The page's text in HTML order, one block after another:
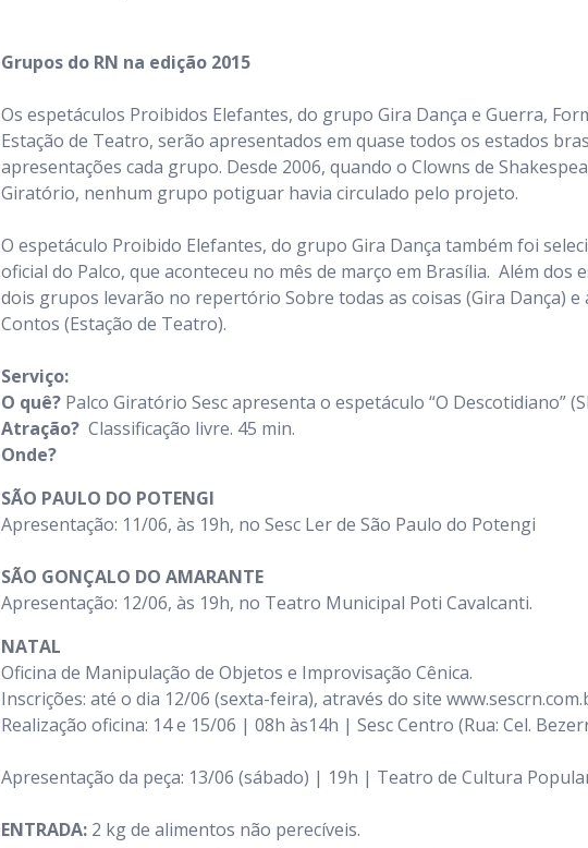
Grupos do RN na edição 2015
Os espetáculos Proibidos Elefantes, do grupo Gira Dança e Guerra,
Estação de Teatro, serão apresentados em quase todos os estados
apresentações cada grupo. Desde 2006, quando o Clowns de
Giratório, nenhum grupo potiguar havia circulado pelo projeto.
O espetáculo Proibido Elefantes, do grupo Gira Dança também foi
oficial do Palco, que aconteceu no mês de março em Brasília. Além dos
dois grupos levarão no repertório Sobre todas as coisas (Gira Dança) e
Contos (Estação de Teatro).
Serviço:
O quê? Palco Giratório Sesc apresenta o espetáculo “O Descotidiano”
Atração? Classificação livre. 45 min.
Onde?
SÃO PAULO DO POTENGI
Apresentação: 11/06, às 19h, no Sesc Ler de São Paulo do Potengi
SÃO GONÇALO DO AMARANTE
Apresentação: 12/06, às 19h, no Teatro Municipal Poti Cavalcanti.
NATAL
Oficina de Manipulação de Objetos e Improvisação Cênica.
Inscrições: até o dia 12/06 (sexta-feira), através do site
Realização oficina: 14 e 15/06 | 08h às14h | Sesc Centro (Rua: Cel.
Apresentação da peça: 13/06 (sábado) | 19h | Teatro de Cultura
ENTRADA: 2 kg de alimentos não perecíveis.